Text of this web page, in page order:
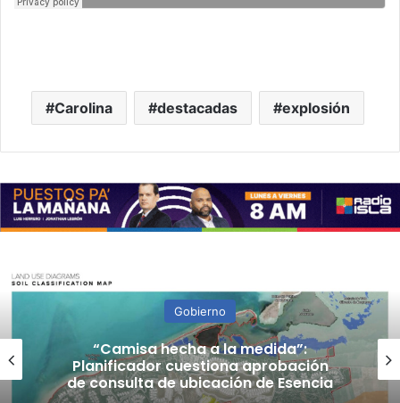
Carolina destacadas explosión
Gobierno
“Camisa hecha a la medida”:
Planificador cuestiona aprobación
de consulta de ubicación de Esencia